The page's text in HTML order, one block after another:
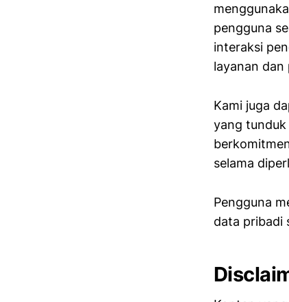
pengguna
interaksi
layanan
Kami juga
yang tunduk
selama
Pengguna
data pribadi